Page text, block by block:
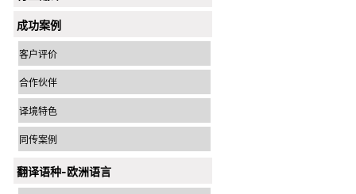
成功案例
客户评价
合作伙伴
译境特色
同传案例
翻译语种-欧洲语言